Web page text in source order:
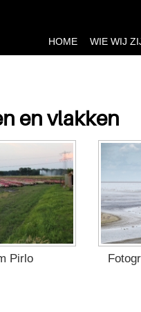
HOME WIE WIJ
en vlakken
Pirlo